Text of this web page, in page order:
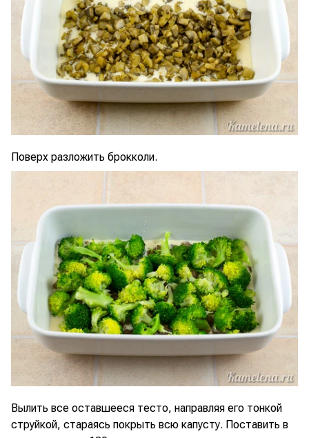
Поверх разложить брокколи.
Вылить все оставшееся тесто, направляя его тонкой
струйкой, стараясь покрыть всю капусту. Поставить в